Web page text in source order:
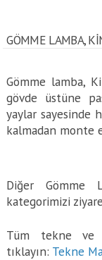
GÖMME LAMBA,
Gömme lamba,
gövde üstüne
yaylar sayesinde
kalmadan monte
Diğer Gömme
kategorimizi
Tüm tekne ve
tıklayın: Tekne